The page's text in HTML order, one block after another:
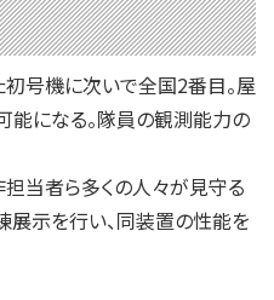
号機に次いで全国2番目。屋
になる。隊員の観測能力の
当者ら多くの人々が見守る
展示を行い、同装置の性能を